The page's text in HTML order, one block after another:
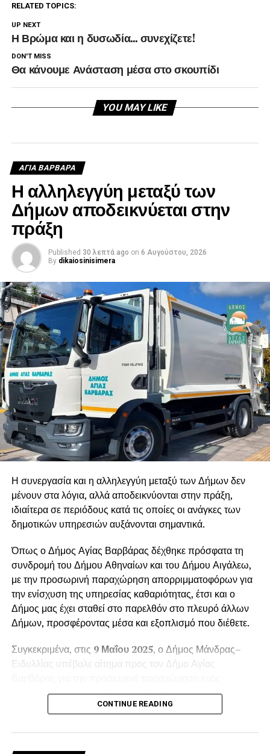
RELATED TOPICS:
UP NEXT
Η Βρώμα και η δυσωδία… συνεχίζετε!
DON'T MISS
Θα κάνουμε Ανάσταση μέσα στο σκουπίδι
YOU MAY LIKE
ΑΓΙΑ ΒΑΡΒΑΡΑ
Η αλληλεγγύη μεταξύ των
Δήμων αποδεικνύεται στην
πράξη
Published 30 λεπτά ago on 6 Αυγούστου, 2026
By dikaiosinisimera
Η συνεργασία και η αλληλεγγύη μεταξύ των Δήμων δεν
μένουν στα λόγια, αλλά αποδεικνύονται στην πράξη,
ιδιαίτερα σε περιόδους κατά τις οποίες οι ανάγκες των
δημοτικών υπηρεσιών αυξάνονται σημαντικά.
Όπως ο Δήμος Αγίας Βαρβάρας δέχθηκε πρόσφατα τη
συνδρομή του Δήμου Αθηναίων και του Δήμου Αιγάλεω,
με την προσωρινή παραχώρηση απορριμματοφόρων για
την ενίσχυση της υπηρεσίας καθαριότητας, έτσι και ο
Δήμος μας έχει σταθεί στο παρελθόν στο πλευρό άλλων
Δήμων, προσφέροντας μέσα και εξοπλισμό που διέθετε.
Συγκεκριμένα, στις 9 Μαΐου 2025, ο Δήμος Μάνδρας–
Ειδυλλίας υπέβαλε αίτημα προς τον Δήμο Αγίας
απορριμματοφόρου οχήματος. Το αίτημα
πρωτοκολλήθηκε στις12 Μαΐου 2025, με αριθμό
αυξημένων αναγκών τηςΔημοτικής Ενότητας Βιλίων
κατά τη θερινή περίοδο.
CONTINUE READING